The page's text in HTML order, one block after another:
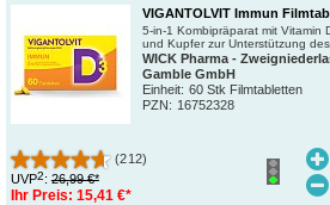
VIGANTOLVIT Immun
5-in-1 Kombipräparat mit Vitamin
und Kupfer zur Unterstützung des
WICK Pharma -
Gamble GmbH
Einheit: 60 Stk Filmtabletten
PZN: 16752328
(212)
UVP2: 26,99 €*
Ihr Preis: 15,41 €*